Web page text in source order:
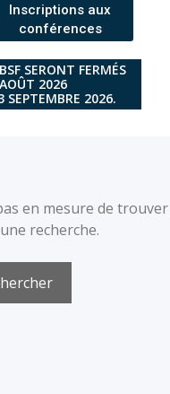
Inscriptions aux
conférences
SERONT FERMÉS
2026
SEPTEMBRE 2026.
en mesure de trouver
recherche.